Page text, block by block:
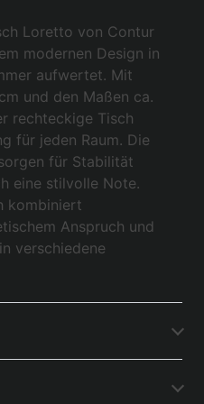
Loretto von Contur
modernen Design in
aufwertet. Mit
und den Maßen ca.
rechteckige Tisch
für jeden Raum. Die
für Stabilität
eine stilvolle Note.
kombiniert
Anspruch und
verschiedene